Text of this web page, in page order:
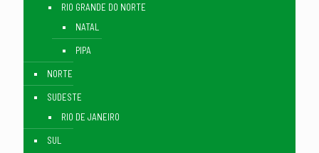
RIO GRANDE DO NORTE
NATAL
PIPA
NORTE
SUDESTE
RIO DE JANEIRO
SUL